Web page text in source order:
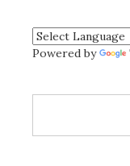
Powered by